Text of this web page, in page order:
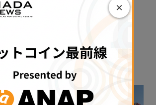
ンディング大手Aave（アー
ステーブルコイン「USDT ...
平木 昌宏
イン、各国の資本
×